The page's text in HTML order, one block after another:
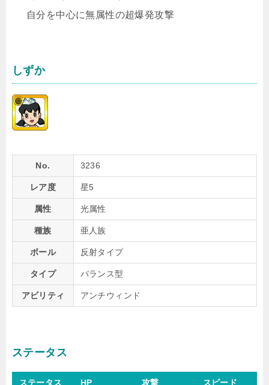
自分を中心に無属性の超爆発攻撃
しずか
No. 3236
レア度 星5
属性 光属性
種族 亜人族
ボール 反射タイプ
タイプ バランス型
アビリティ アンチウィンド
ステータス
ステータス HP 攻撃 スピード